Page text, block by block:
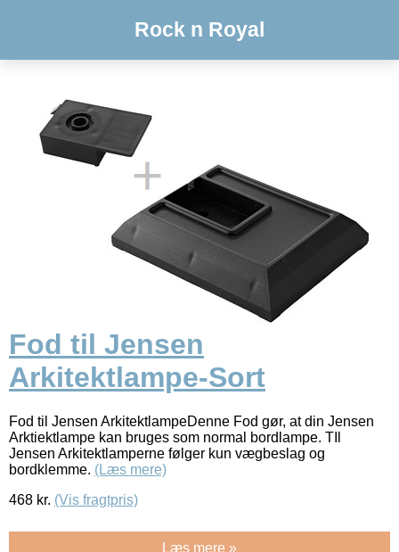
Rock n Royal
Fod til Jensen
Arkitektlampe-Sort
Fod til Jensen ArkitektlampeDenne Fod gør, at din Jensen
Arktiektlampe kan bruges som normal bordlampe. TIl
Jensen Arkitektlamperne følger kun vægbeslag og
bordklemme. (Læs mere)
468 kr. (Vis fragtpris)
Læs mere »